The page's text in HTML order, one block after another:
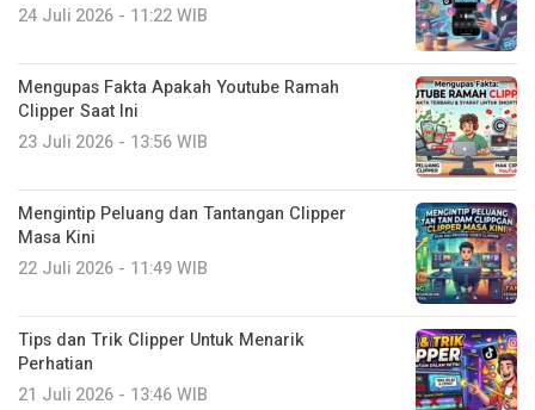
24 Juli 2026 - 11:22 WIB
Mengupas Fakta Apakah Youtube Ramah
Clipper Saat Ini
23 Juli 2026 - 13:56 WIB
Mengintip Peluang dan Tantangan Clipper
Masa Kini
22 Juli 2026 - 11:49 WIB
Tips dan Trik Clipper Untuk Menarik
Perhatian
21 Juli 2026 - 13:46 WIB